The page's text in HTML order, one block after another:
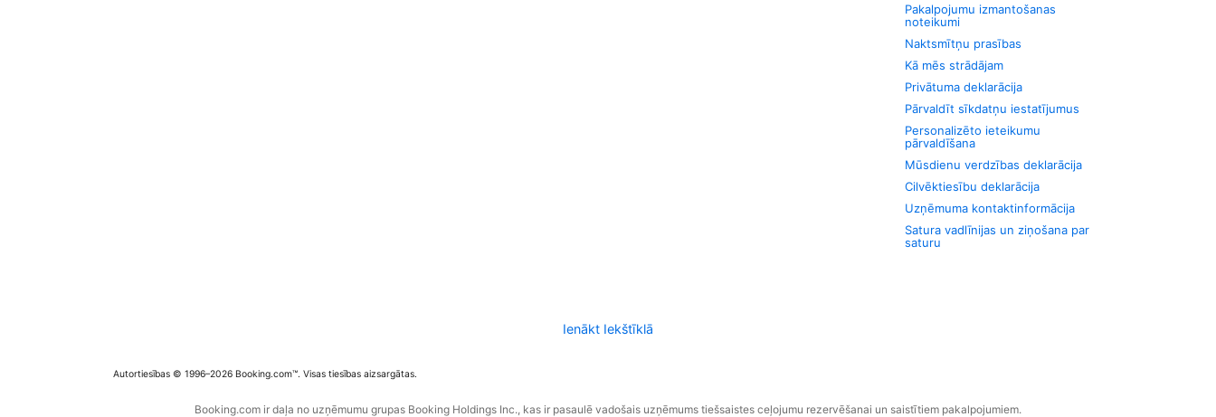
Pakalpojumu izmantošanas
noteikumi
Naktsmītņu prasības
Kā mēs strādājam
Privātuma deklarācija
Pārvaldīt sīkdatņu iestatījumus
Personalizēto ieteikumu
pārvaldīšana
Mūsdienu verdzības deklarācija
Cilvēktiesību deklarācija
Uzņēmuma kontaktinformācija
Satura vadlīnijas un ziņošana par
saturu
Ienākt Iekštīklā
Autortiesības © 1996–2026 Booking.com™. Visas tiesības aizsargātas.
Booking.com ir daļa no uzņēmumu grupas Booking Holdings Inc., kas ir pasaulē vadošais uzņēmums tiešsaistes ceļojumu rezervēšanai un saistītiem pakalpojumiem.